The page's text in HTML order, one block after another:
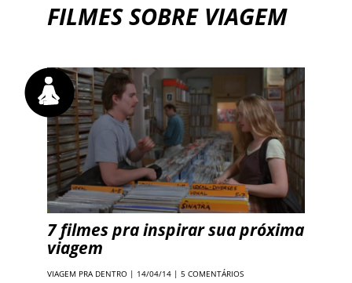
FILMES SOBRE VIAGEM
7 filmes pra inspirar sua próxima
viagem
VIAGEM PRA DENTRO | 14/04/14 | 5 COMENTÁRIOS